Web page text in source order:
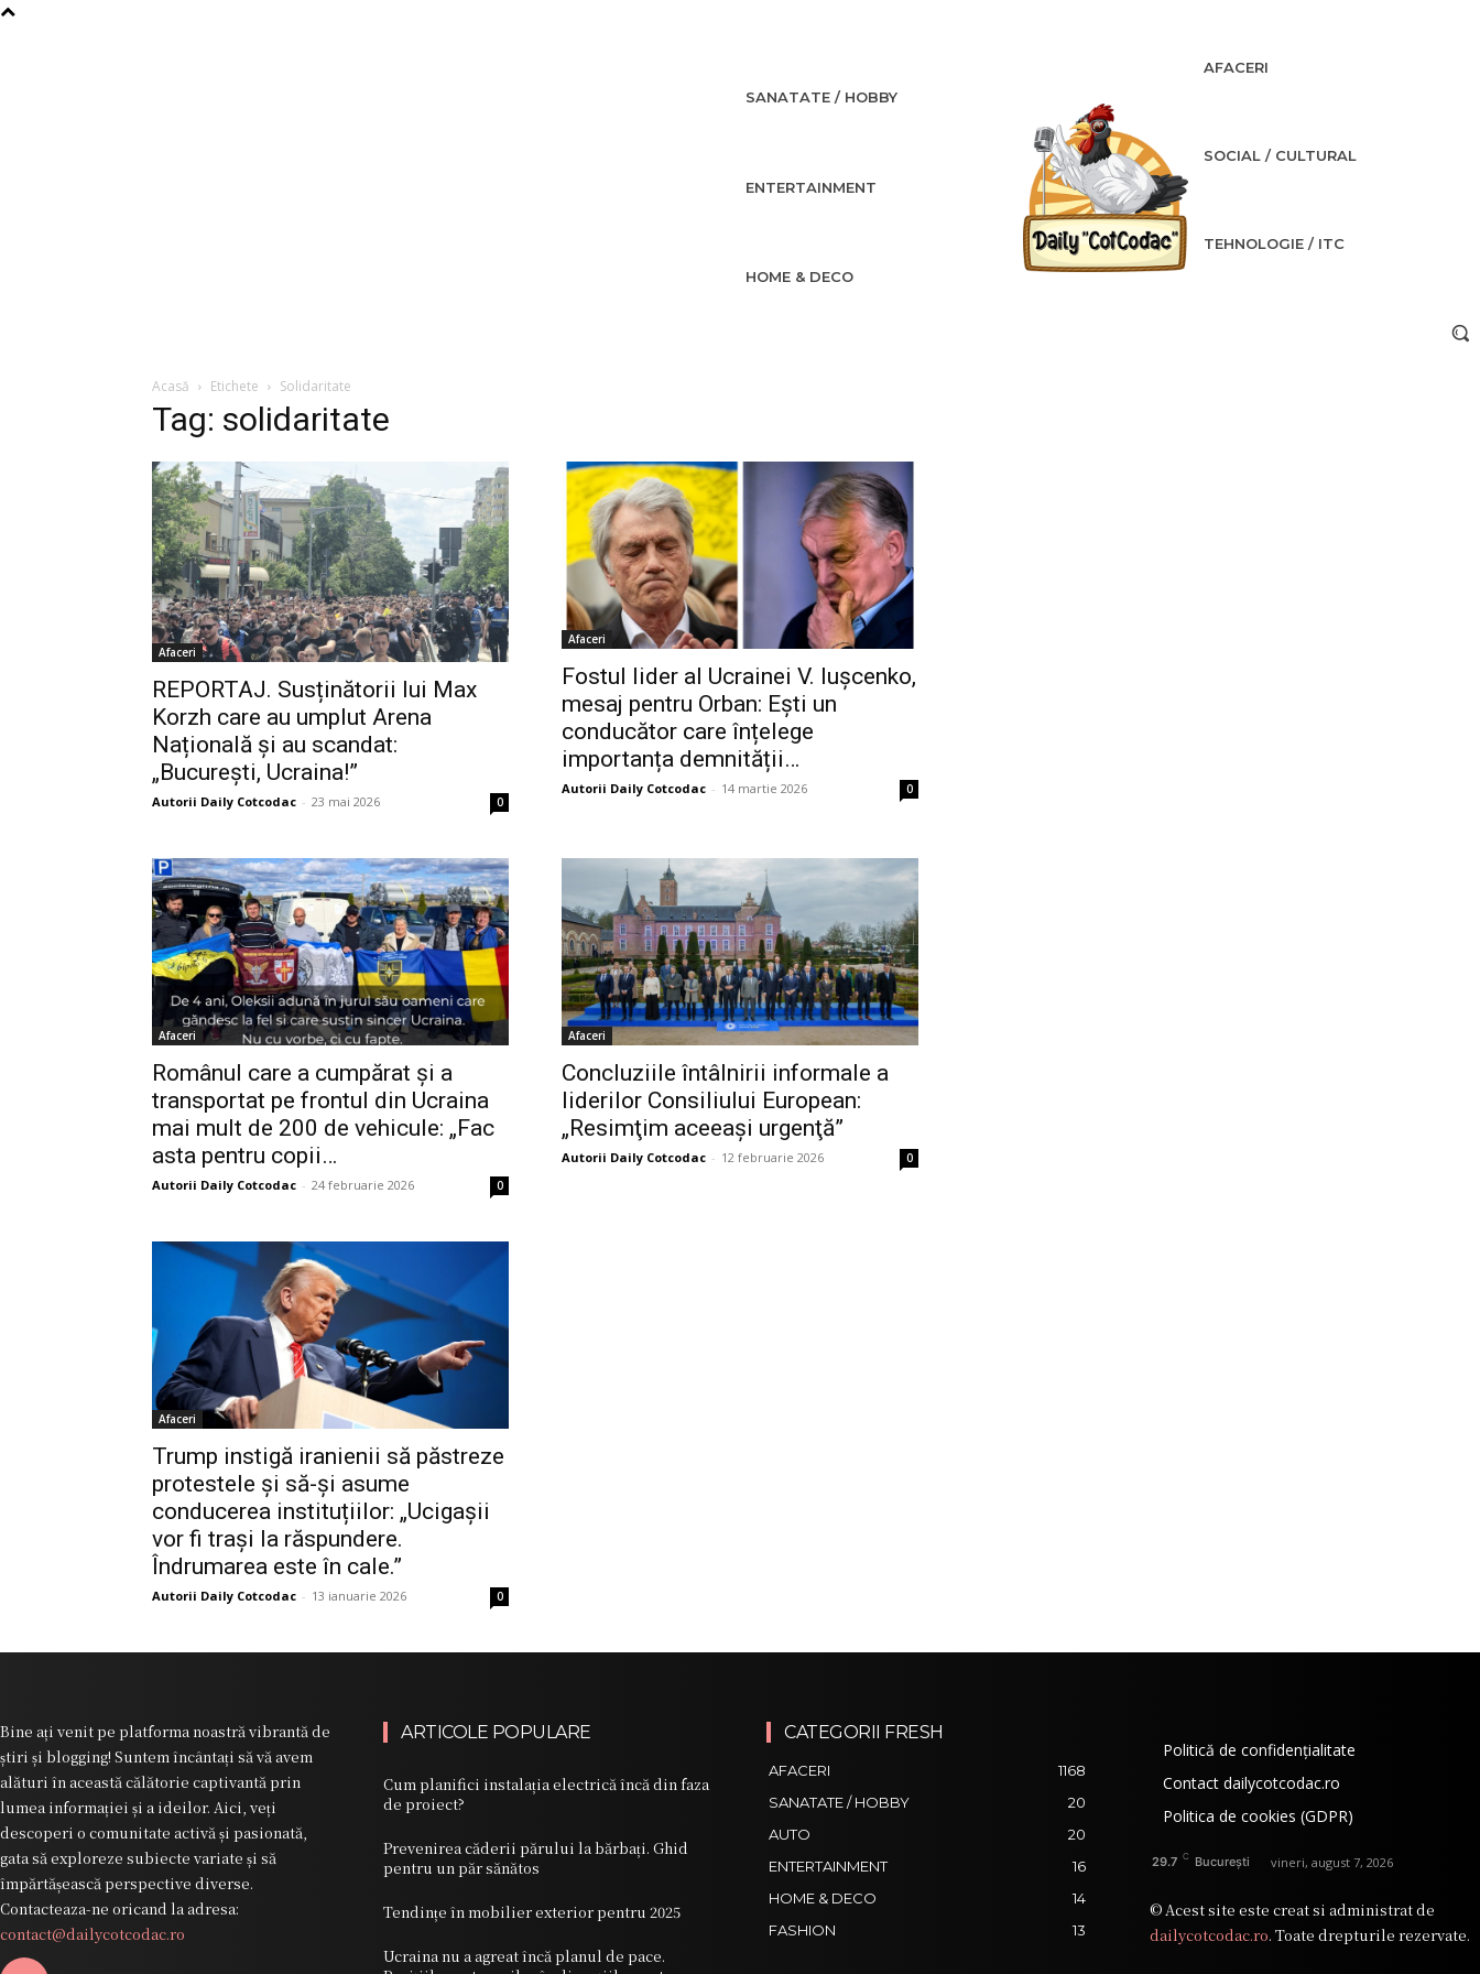
SANATATE / HOBBY
ENTERTAINMENT
HOME & DECO
AFACERI
SOCIAL / CULTURAL
TEHNOLOGIE / ITC
Acasă Etichete Solidaritate
Tag: solidaritate
Afaceri
REPORTAJ. Susținătorii lui Max
Korzh care au umplut Arena
Națională și au scandat:
„București, Ucraina!”
Autorii Daily Cotcodac - 23 mai 2026 0
Afaceri
Fostul lider al Ucrainei V. Iușcenko,
mesaj pentru Orban: Ești un
conducător care înțelege
importanța demnității…
Autorii Daily Cotcodac - 14 martie 2026 0
Afaceri
Românul care a cumpărat și a
transportat pe frontul din Ucraina
mai mult de 200 de vehicule: „Fac
asta pentru copii…
Autorii Daily Cotcodac - 24 februarie 2026 0
Afaceri
Concluziile întâlnirii informale a
liderilor Consiliului European:
„Resimţim aceeaşi urgenţă”
Autorii Daily Cotcodac - 12 februarie 2026 0
Afaceri
Trump instigă iranienii să păstreze
protestele și să-și asume
conducerea instituțiilor: „Ucigașii
vor fi trași la răspundere.
Îndrumarea este în cale.”
Autorii Daily Cotcodac - 13 ianuarie 2026 0
Bine ați venit pe platforma noastră vibrantă de
știri și blogging! Suntem încântați să vă avem
alături în această călătorie captivantă prin
lumea informației și a ideilor. Aici, veți
descoperi o comunitate activă și pasionată,
gata să exploreze subiecte variate și să
împărtășească perspective diverse.
Contacteaza-ne oricand la adresa:
contact@dailycotcodac.ro
ARTICOLE POPULARE
Cum planifici instalația electrică încă din faza
de proiect?
Prevenirea căderii părului la bărbați. Ghid
pentru un păr sănătos
Tendințe în mobilier exterior pentru 2025
Ucraina nu a agreat încă planul de pace.
CATEGORII FRESH
AFACERI
1168
SANATATE / HOBBY
20
AUTO
20
ENTERTAINMENT
16
HOME & DECO
14
FASHION
13
Politică de confidențialitate
Contact dailycotcodac.ro
Politica de cookies (GDPR)
29.7 C București vineri, august 7, 2026
© Acest site este creat si administrat de
dailycotcodac.ro. Toate drepturile rezervate.